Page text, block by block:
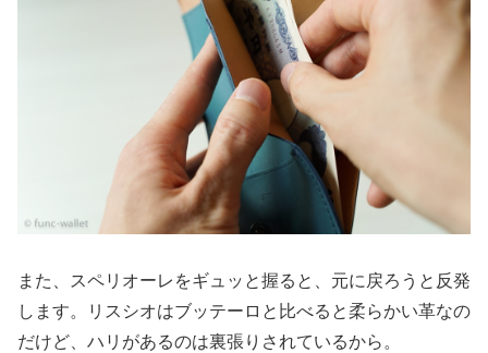
また、スペリオーレをギュッと握ると、元に戻ろうと反発
します。リスシオはブッテーロと比べると柔らかい革なの
だけど、ハリがあるのは裏張りされているから。